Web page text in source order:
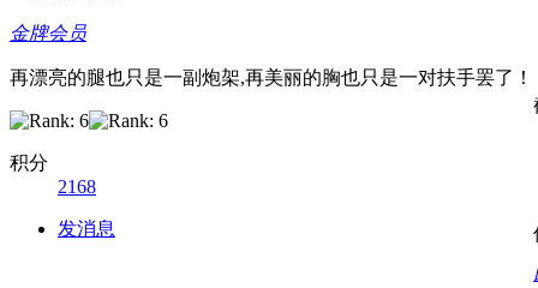
金牌会员
再漂亮的腿也只是一副炮架,再美丽的胸也只是一对扶手罢了！
积分
2168
发消息